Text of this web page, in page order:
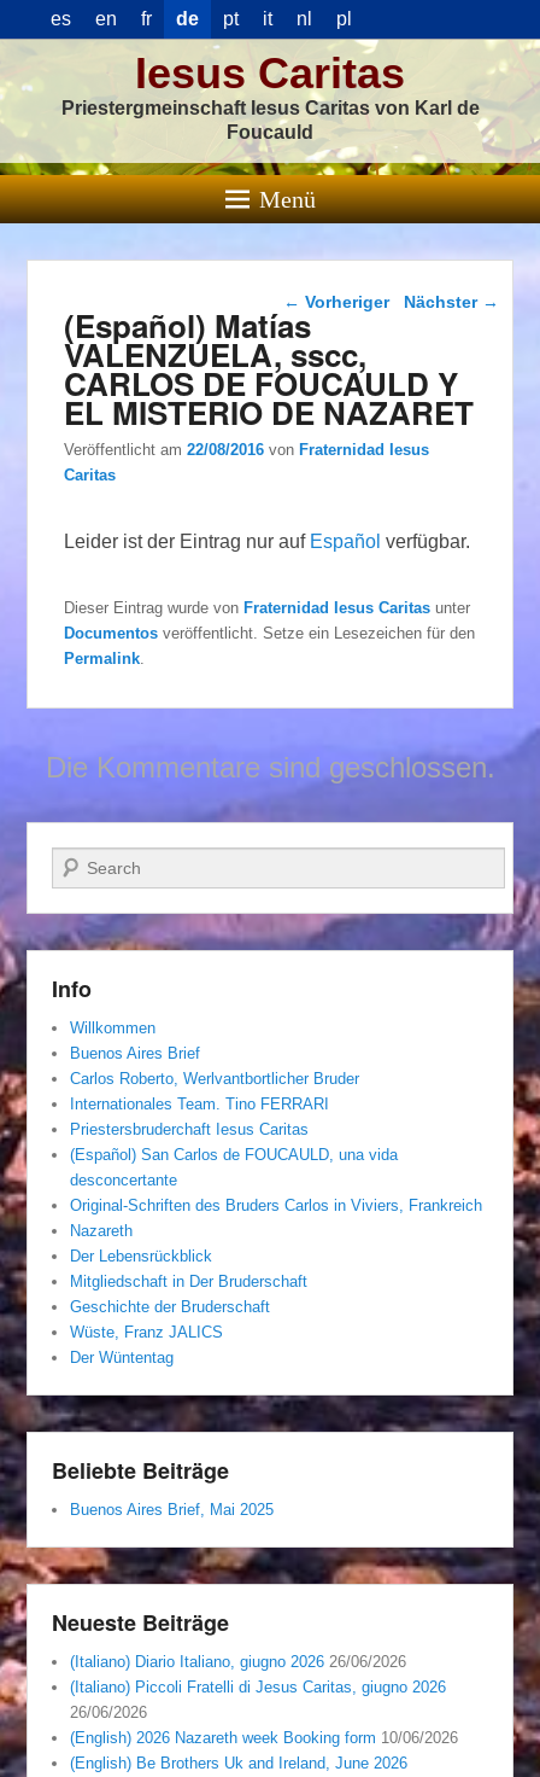
es en fr de pt it nl pl
Iesus Caritas
Priestergmeinschaft Iesus Caritas von Karl de
Foucauld
Menü
Beitragsnavigation
← Vorheriger Nächster →
(Español) Matías
VALENZUELA, sscc,
CARLOS DE FOUCAULD Y
EL MISTERIO DE NAZARET
Veröffentlicht am22/08/2016 vonFraternidad Iesus
Caritas
Leider ist der Eintrag nur auf Español verfügbar.
Dieser Eintrag wurde vonFraternidad Iesus Caritas unter
Documentos veröffentlicht. Setze ein Lesezeichen für den
Permalink
Die Kommentare sind geschlossen.
Suchen
Info
Willkommen
Buenos Aires Brief
Carlos Roberto, Werlvantbortlicher Bruder
Internationales Team. Tino FERRARI
Priestersbruderchaft Iesus Caritas
(Español) San Carlos de FOUCAULD, una vida
desconcertante
Original-Schriften des Bruders Carlos in Viviers, Frankreich
Nazareth
Der Lebensrückblick
Mitgliedschaft in Der Bruderschaft
Geschichte der Bruderschaft
Wüste, Franz JALICS
Der Wüntentag
Beliebte Beiträge
Buenos Aires Brief, Mai 2025
Neueste Beiträge
(Italiano) Diario Italiano, giugno 2026 26/06/2026
(Italiano) Piccoli Fratelli di Jesus Caritas, giugno 2026
26/06/2026
(English) 2026 Nazareth week Booking form 10/06/2026
(English) Be Brothers Uk and Ireland, June 2026